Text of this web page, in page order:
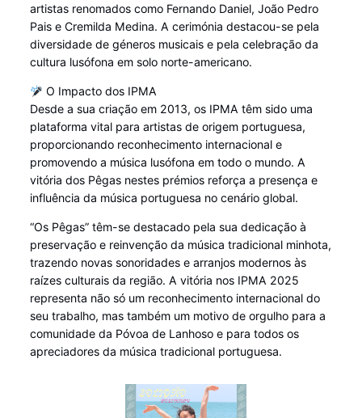
artistas renomados como Fernando Daniel, João Pedro
Pais e Cremilda Medina. A cerimónia destacou-se pela
diversidade de géneros musicais e pela celebração da
cultura lusófona em solo norte-americano. ​
O Impacto dos IPMA
Desde a sua criação em 2013, os IPMA têm sido uma
plataforma vital para artistas de origem portuguesa,
proporcionando reconhecimento internacional e
promovendo a música lusófona em todo o mundo. A
vitória dos Pêgas nestes prémios reforça a presença e
influência da música portuguesa no cenário global.
“Os Pêgas” têm-se destacado pela sua dedicação à
preservação e reinvenção da música tradicional minhota,
trazendo novas sonoridades e arranjos modernos às
raízes culturais da região. A vitória nos IPMA 2025
representa não só um reconhecimento internacional do
seu trabalho, mas também um motivo de orgulho para a
comunidade da Póvoa de Lanhoso e para todos os
apreciadores da música tradicional portuguesa.